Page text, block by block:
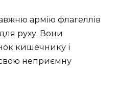
армію флагеллів
руху. Вони
кишечнику і
неприємну